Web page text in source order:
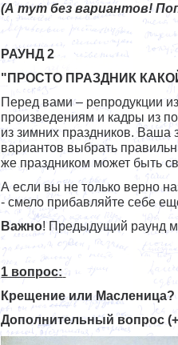
(А тут без вариантов!
РАУНД 2
"ПРОСТО ПРАЗДНИК
Перед вами – репродукции
произведениям и кадры из
из зимних праздников. Ваша
вариантов выбрать
же праздником может быть
А если вы не только верно
- смело прибавляйте себе
Важно! Предыдущий раунд
1 вопрос:
Крещение или Масленица?
Дополнительный вопрос